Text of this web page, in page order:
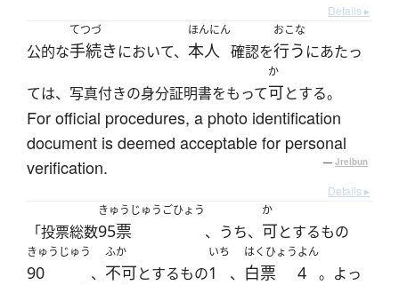
Details ▸
公的な
てつづ
手続きにおいて、
ほんにん
本人 確認を
おこな
行う にあたっ
ては、写真付きの身分証明書をもって
か
可とする。
For official procedures, a photo identification
document is deemed acceptable for personal
verification.
— Jreibun
Details ▸
「投票総数
きゅうじゅうごひょう
95票 、うち、
か
可とするもの
きゅうじゅう
90 、
ふか
不可とするもの
いち
1 、
はくひょう
白票
よん
4 。よっ